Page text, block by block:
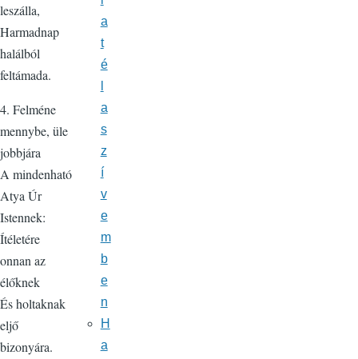
leszálla,
Harmadnap
halálból
feltámada.
4. Felméne
mennybe, üle
jobbjára
A mindenható
Atya Úr
Istennek:
Ítéletére
onnan az
élőknek
És holtaknak
eljő
bizonyára.
a
t
é
a
s
z
í
v
e
m
b
e
n
H
a